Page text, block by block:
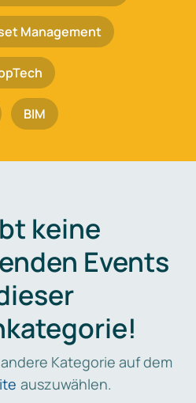
Management
BIM
keine
Events
Kategorie auf dem
auszuwählen.